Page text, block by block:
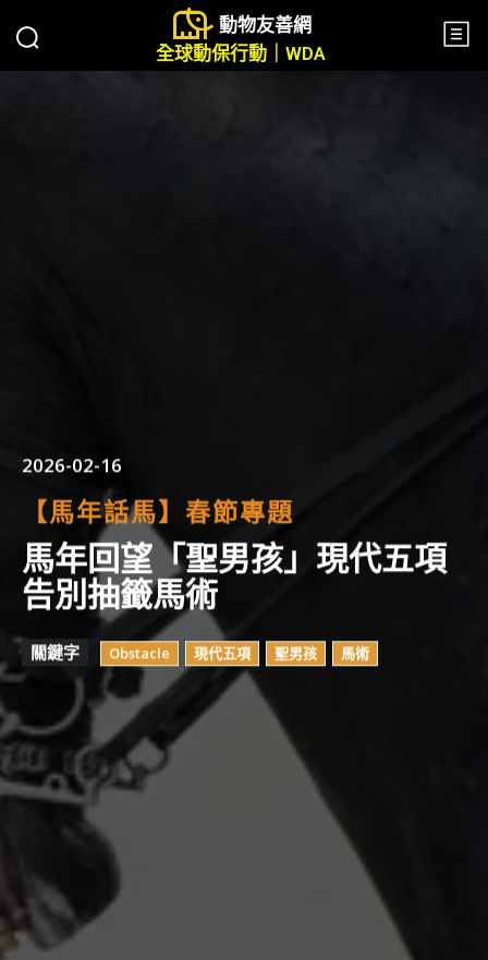
動物友善網
全球動保行動｜WDA
2026-02-16
【馬年話馬】春節專題
馬年回望「聖男孩」現代五項
告別抽籤馬術
關鍵字 Obstacle 現代五項 聖男孩 馬術